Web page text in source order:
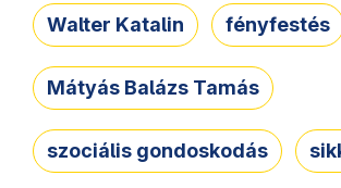
Walter Katalin fényfestés
Mátyás Balázs Tamás
szociális gondoskodás